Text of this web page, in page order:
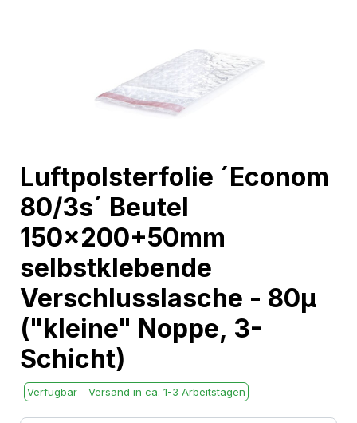
to
the
beginning
of
the
images
gallery
Luftpolsterfolie ´Econom
80/3s´ Beutel
150x200+50mm
selbstklebende
Verschlusslasche - 80µ
("kleine" Noppe, 3-
Schicht)
Verfügbar - Versand in ca. 1-3 Arbeitstagen